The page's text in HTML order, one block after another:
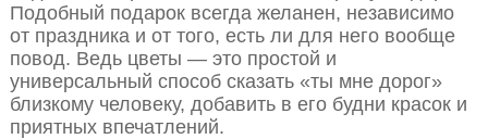
Подобный подарок всегда желанен, независимо
от праздника и от того, есть ли для него вообще
повод. Ведь цветы — это простой и
универсальный способ сказать «ты мне дорог»
близкому человеку, добавить в его будни красок и
приятных впечатлений.